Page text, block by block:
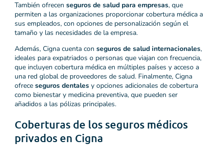
También ofrecen seguros de salud para empresas, que
permiten a las organizaciones proporcionar cobertura médica a
sus empleados, con opciones de personalización según el
tamaño y las necesidades de la empresa.
Además, Cigna cuenta con seguros de salud internacionales,
ideales para expatriados o personas que viajan con frecuencia,
que incluyen cobertura médica en múltiples países y acceso a
una red global de proveedores de salud. Finalmente, Cigna
ofrece seguros dentales y opciones adicionales de cobertura
como bienestar y medicina preventiva, que pueden ser
añadidos a las pólizas principales.
Coberturas de los seguros médicos
privados en Cigna